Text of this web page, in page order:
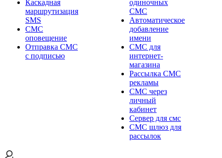
Каскадная
маршрутизация
SMS
СМС
оповещение
Отправка СМС
с подписью
одиночных
СМС
Автоматическое
добавление
имени
СМС для
интернет-
магазина
Рассылка СМС
рекламы
СМС через
личный
кабинет
Сервер для смс
СМС шлюз для
рассылок